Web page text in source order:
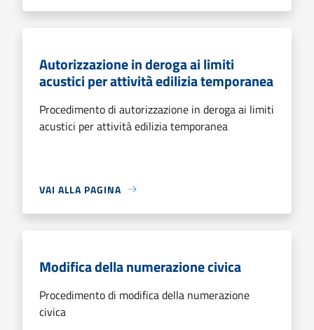
Autorizzazione in deroga ai limiti
acustici per attività edilizia temporanea
Procedimento di autorizzazione in deroga ai limiti
acustici per attività edilizia temporanea
VAI ALLA PAGINA
Modifica della numerazione civica
Procedimento di modifica della numerazione
civica